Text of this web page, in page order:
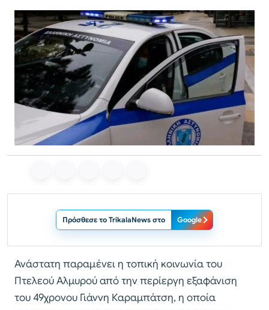
Πρόσθεσε το TrikalaNews στο Google
Ανάστατη παραμένει η τοπική κοινωνία του
Πτελεού Αλμυρού από την περίεργη εξαφάνιση
του 49χρονου Γιάννη Καραμπάτση, η οποία